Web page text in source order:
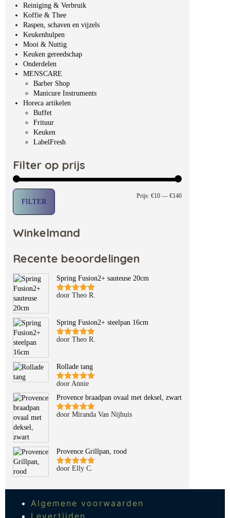
Reiniging & Verbruik
Koffie & Thee
Raspen, schaven en vijzels
Keukenhulpen
Mooi & Nuttig
Keuken gereedschap
Onderdelen
MENSCARE
Barber Shop
Manicure Instruments
Horeca artikelen
Buffet
Frituur
Keuken
LabelFresh
Filter op prijs
Min. prijs
Max. prijs
FILTER
Prijs: €10 — €140
Winkelmand
Recente beoordelingen
Spring Fusion2+ sauteuse 20cm
Gewaardeerd
door Theo R.
Spring Fusion2+ steelpan 16cm
Gewaardeerd
door Theo R.
Rollade tang
Gewaardeerd
door Annie
Provence braadpan ovaal met deksel, zwart
Gewaardeerd
door Miranda Van Nijhuis
Provence Grillpan, rood
Gewaardeerd
door Elly C.
Algemene voorwaarden
Levertijden